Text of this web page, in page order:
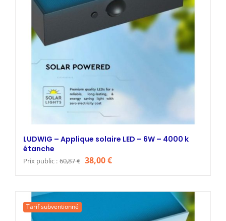
LUDWIG – Applique solaire LED – 6W – 4000 k
étanche
Prix public : 60,87€ Le
38,00€Le
38,00 €.
Tarif subventionné